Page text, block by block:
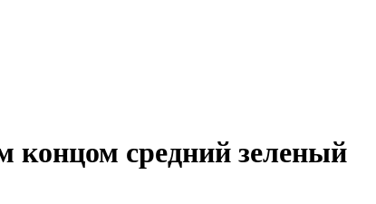
концом средний зеленый